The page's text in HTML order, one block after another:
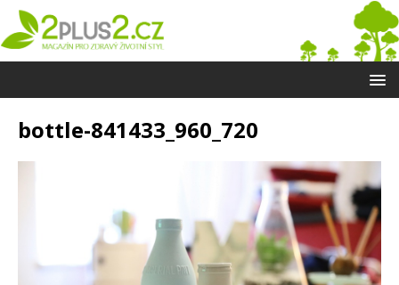
bottle-841433_960_720